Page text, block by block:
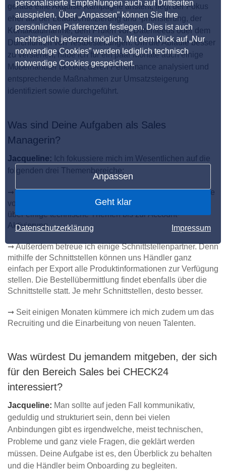
personalisierte Empfehlungen auch auf Drittseiten
ausspielen. Über „Anpassen” können Sie Ihre
persönlichen Präferenzen festlegen. Dies ist auch
nachträglich jederzeit möglich. Mit dem Klick auf „Nur
notwendige Cookies” werden lediglich technisch
notwendige Cookies gespeichert.
Anpassen
Geht klar
Datenschutzerklärung Impressum
gerade eine Akquise-Kampagne ansteht, liegt der Fokus
eher auf der Leadidentifizierung und -priorisierung, der
Kontaktaufnahme, dem Prüfen von Datenfeeds oder dem
Durchführen von Testbestellungen. Um die Abläufe besser
zu verstehen, habe ich für ein paar Monate auch einige
Möbelhändler betreut, deren Performance analysiert und
entsprechende Maßnahmen zur Umsatzsteigerung
identifiziert sowie durchgeführt.
Was sind Deine Aufgaben als Sales
Managerin?
Jacqueline: Ich fokussiere mich im Wesentlichen auf die
folgenden drei Themenbereiche:
➞ Als Sales-Managerin kümmere ich mich um die Akquise
von neuen Home und Living-Händlern: Vom Erstkontakt
über einige technische Themen bis zur Account-
Aktivierung.
➞ Außerdem betreue ich einige Schnittstellenpartner. Denn
mithilfe der Schnittstellen können uns Händler ganz
einfach per Export alle Produktinformationen zur Verfügung
stellen. Die Bestellübermittlung findet ebenfalls über die
Schnittstelle statt. Je mehr Schnittstellen, desto besser.
➞ Seit einigen Monaten kümmere ich mich zudem um das
Recruiting und die Einarbeitung von neuen Talenten.
Was würdest Du jemandem mitgeben, der sich
für den Bereich Sales bei CHECK24
interessiert?
Jacqueline: Man sollte auf jeden Fall kommunikativ,
geduldig und strukturiert sein, denn bei vielen
Anbindungen gibt es irgendwelche, meist technischen,
Probleme und ganz viele Fragen, die geklärt werden
müssen. Deine Aufgabe ist es, den Überblick zu behalten
und die Händler beim Onboarding zu begleiten.